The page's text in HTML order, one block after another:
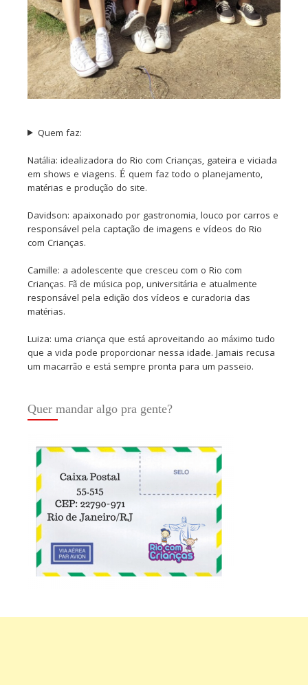
Quem faz:
Natália: idealizadora do Rio com Crianças, gateira e viciada
em shows e viagens. É quem faz todo o planejamento,
matérias e produção do site.
Davidson: apaixonado por gastronomia, louco por carros e
responsável pela captação de imagens e vídeos do Rio
com Crianças.
Camille: a adolescente que cresceu com o Rio com
Crianças. Fã de música pop, universitária e atualmente
responsável pela edição dos vídeos e curadoria das
matérias.
Luiza: uma criança que está aproveitando ao máximo tudo
que a vida pode proporcionar nessa idade. Jamais recusa
um macarrão e está sempre pronta para um passeio.
Quer mandar algo pra gente?